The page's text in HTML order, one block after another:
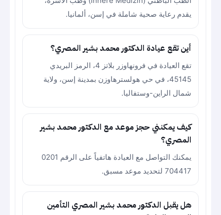
يقدم رعاية صحية شاملة في إسن، ألمانيا.
أين تقع عيادة الدكتور محمد بشير المصري؟
تقع العيادة في فرونهاوزر بلاتز 4، الرمز البريدي
45145، في حي هولسترهاوزن بمدينة إسن، ولاية
شمال الراين-وستفاليا.
كيف يمكنني حجز موعد مع الدكتور محمد بشير
المصري؟
يمكنك التواصل مع العيادة هاتفياً على الرقم 0201
704417 لتحديد موعد مسبق.
هل يقبل الدكتور محمد بشير المصري التأمين